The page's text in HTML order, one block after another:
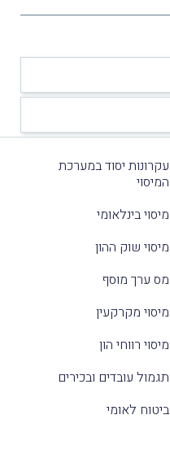
עקרונות יסוד במערכת
המיסוי
מיסוי בינלאומי
מיסוי שוק ההון
מס ערך מוסף
מיסוי מקרקעין
מיסוי רווחי הון
תגמול עובדים ובכירים
ביטוח לאומי